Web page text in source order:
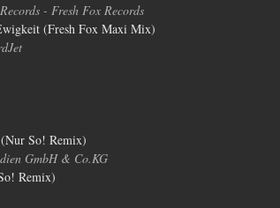
- Fresh Fox Records
(Fresh Fox Maxi Mix)
So! Remix)
GmbH & Co.KG
Remix)